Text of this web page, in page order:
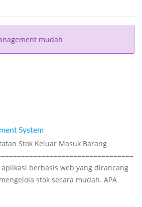
mudah
System
Stok Keluar Masuk Barang
berbasis web yang dirancang
stok secara mudah. APA